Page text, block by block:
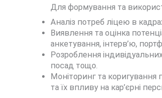
Для формування та
Аналіз потреб ліцею в
Виявлення та оцінка
анкетування, інтерв’ю,
Розроблення
посад тощо.
Моніторинг та коригування
та їх впливу на кар’єрні